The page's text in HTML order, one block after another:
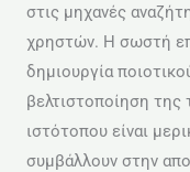
στις μηχανές
χρηστών. Η σωστή
δημιουργία
βελτιστοποίηση
ιστότοπου είναι
συμβάλλουν στην